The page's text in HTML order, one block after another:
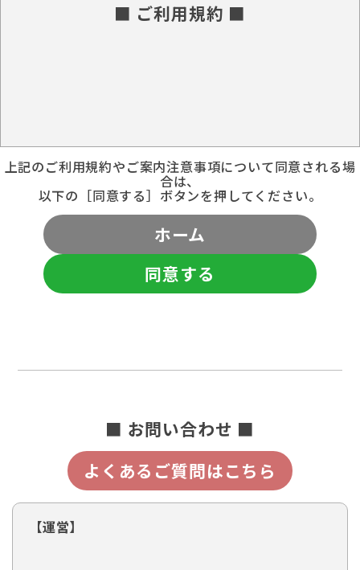
■ ご利用規約 ■
上記のご利用規約やご案内注意事項について同意される場
合は、
以下の［同意する］ボタンを押してください。
ホーム
同意する
■ お問い合わせ ■
よくあるご質問はこちら
【運営】